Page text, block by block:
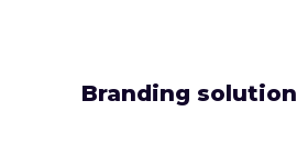
Branding solution